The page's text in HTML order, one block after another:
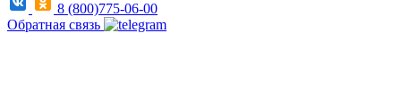
8 (800)775-06-00
Обратная связь